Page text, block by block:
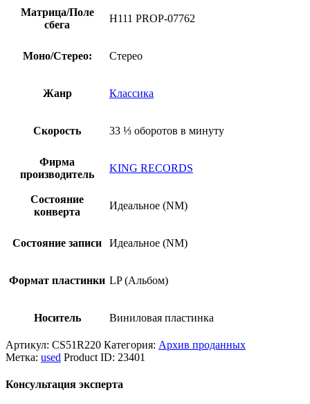
Матрица/Поле
сбега
H111 PROP-07762
Моно/Стерео: Стерео
Жанр Классика
Скорость 33 ⅓ оборотов в минуту
Фирма
производитель
KING RECORDS
Состояние
конверта
Идеальное (NM)
Состояние записи Идеальное (NM)
Формат пластинки LP (Альбом)
Носитель Виниловая пластинка
Артикул: CS51R220 Категория: Архив проданных
Метка: used Product ID: 23401
Консультация эксперта